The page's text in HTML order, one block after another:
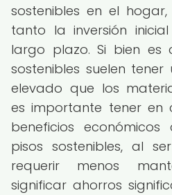
sostenibles en el
tanto la inversión
largo plazo. Si bien es
sostenibles suelen
elevado que los
es importante tener en
beneficios
pisos sostenibles, al
requerir menos
significar ahorros